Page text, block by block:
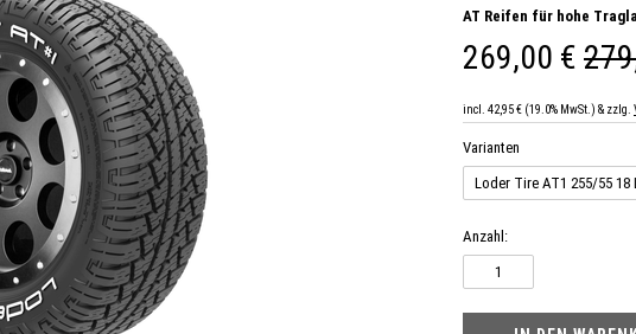
AT Reifen für hohe
269,00 €
incl. 42,95 € (19.0% MwSt.) & zzlg.
Varianten
Anzahl: